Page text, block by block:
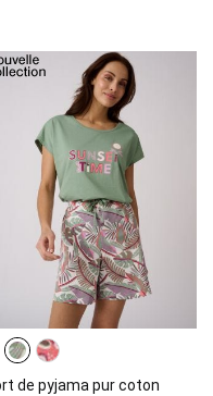
de pyjama pur coton